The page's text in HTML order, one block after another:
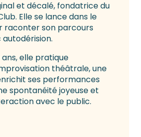
et décalé, fondatrice du
Elle se lance dans le
raconter son parcours
elle pratique
théâtrale, une
ses performances
spontanéité joyeuse et
avec le public.